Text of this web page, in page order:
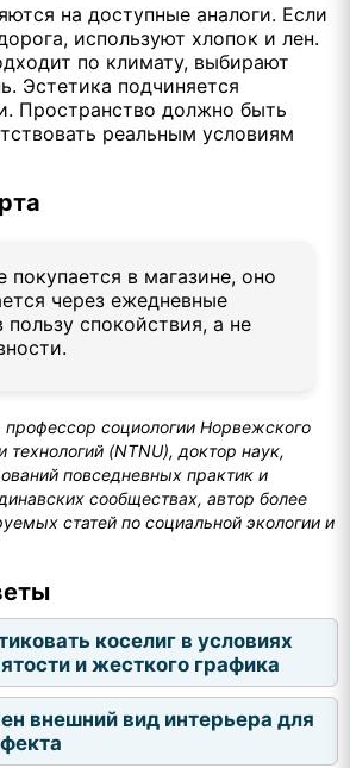
на доступные аналоги. Если
используют хлопок и лен.
по климату, выбирают
Эстетика подчиняется
Пространство должно быть
реальным условиям
покупается в магазине, оно
через ежедневные
пользу спокойствия, а не
социологии Норвежского
технологий (NTNU), доктор наук,
повседневных практик и
сообществах, автор более
статей по социальной экологии и
коселиг в условиях
и жесткого графика
внешний вид интерьера для